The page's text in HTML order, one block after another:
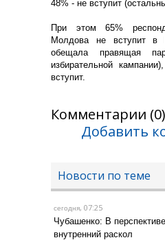
48% - не вступит
При этом 65%
Молдова не вступит
обещала правящая
избирательной
вступит.
Комментарии (0)
Добавить
Новости по теме
сегодня, 07:25
Чубашенко: В
внутренний раскол